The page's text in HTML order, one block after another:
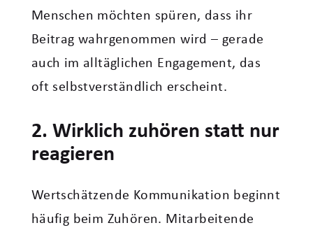
Menschen möchten spüren, dass ihr
Beitrag wahrgenommen wird – gerade
auch im alltäglichen Engagement, das
oft selbstverständlich erscheint.
2. Wirklich zuhören statt nur
reagieren
Wertschätzende Kommunikation beginnt
häufig beim Zuhören. Mitarbeitende